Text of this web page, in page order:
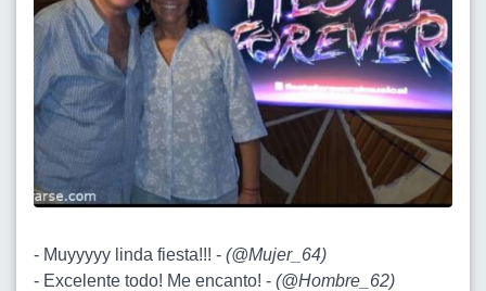
- Muyyyyy linda fiesta!!! - (@Mujer_64)
- Excelente todo! Me encanto! - (@Hombre_62)